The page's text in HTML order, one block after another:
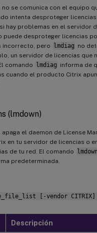
no se comunica con el equipo
intenta desproteger
hay problemas en el servidor
puede desproteger licencias
incorrecto, pero lmdiag no
un servidor de licencias que
comando lmdiag informa de
cuando el producto Citrix
(lmdown)
apaga el daemon de License
en tu servidor de licencias o
de tu red. El comando lmdown
predeterminada.
[-vendor
Descripción